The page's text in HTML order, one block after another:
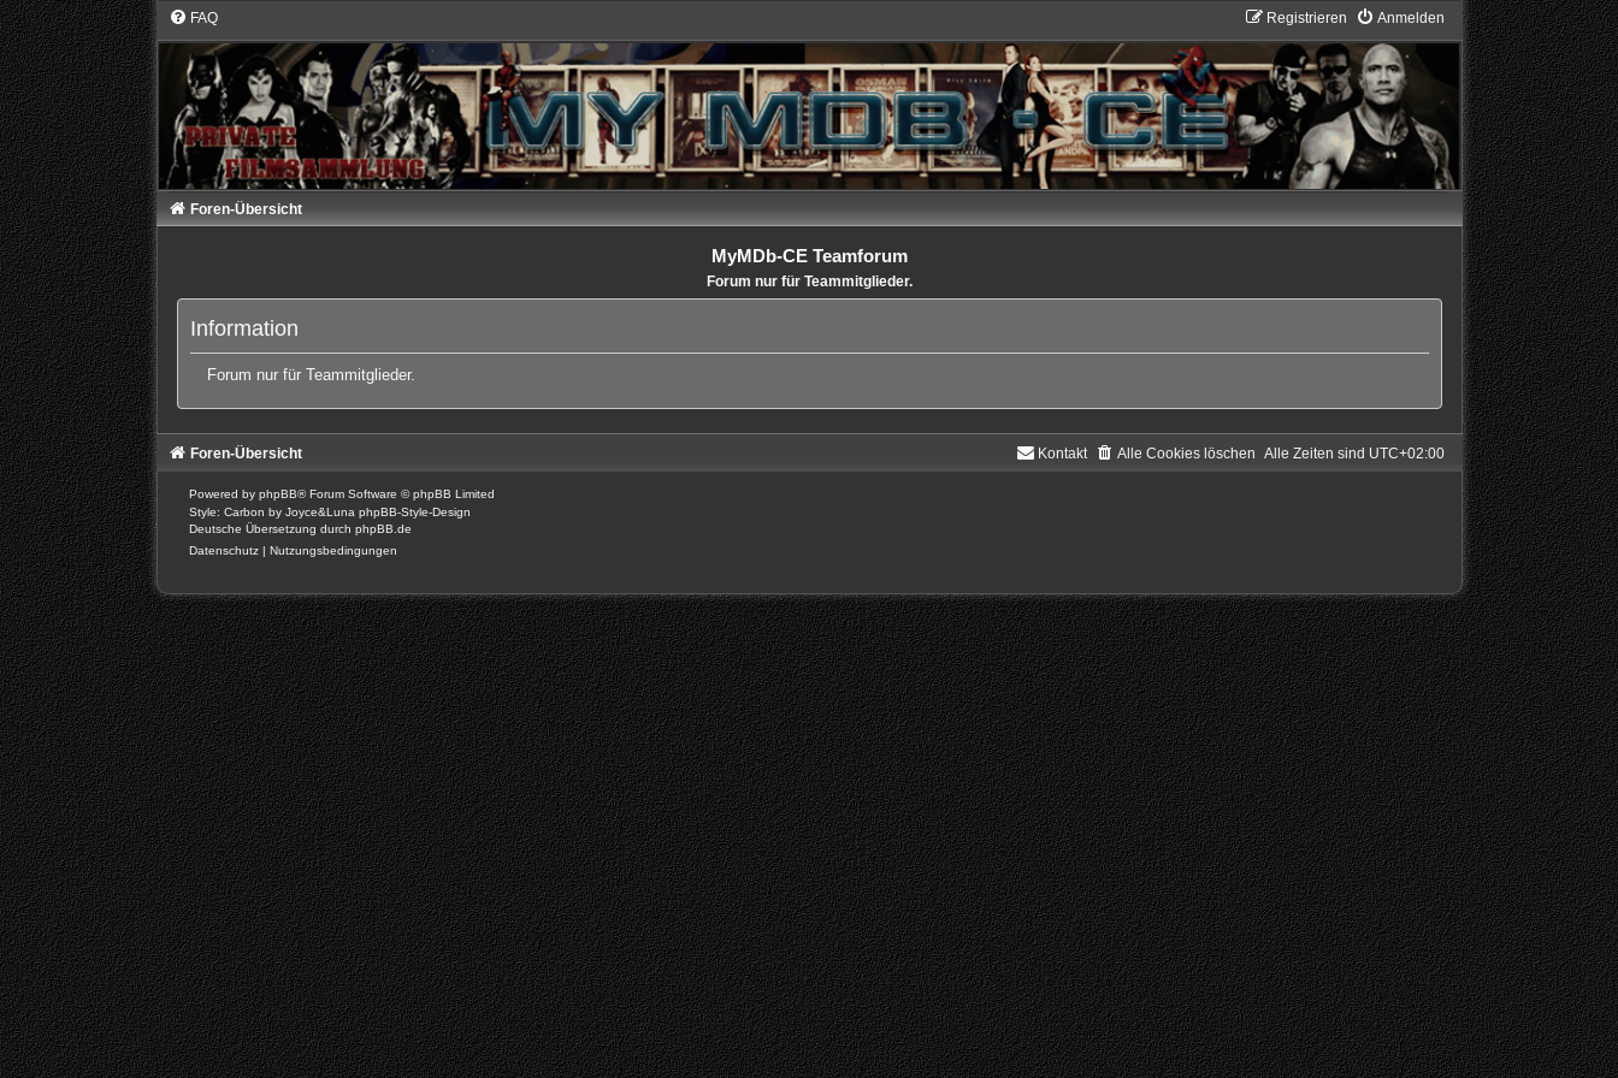
FAQ Anmelden
Registrieren
Foren-Übersicht
MyMDb-CE Teamforum
Forum nur für Teammitglieder.
Information
Forum nur für Teammitglieder.
Foren-Übersicht Alle Zeiten sind UTC+02:00
Alle Cookies löschen
Kontakt
Powered by phpBB® Forum Software © phpBB Limited
Style: Carbon by Joyce&Luna phpBB-Style-Design
Deutsche Übersetzung durch phpBB.de
Datenschutz | Nutzungsbedingungen